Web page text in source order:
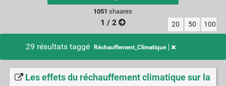
results.
1051 shaares
1 / 2 20 50 100
29 résultats taggé Réchauffement_Climatique
Les effets du réchauffement climatique sur la